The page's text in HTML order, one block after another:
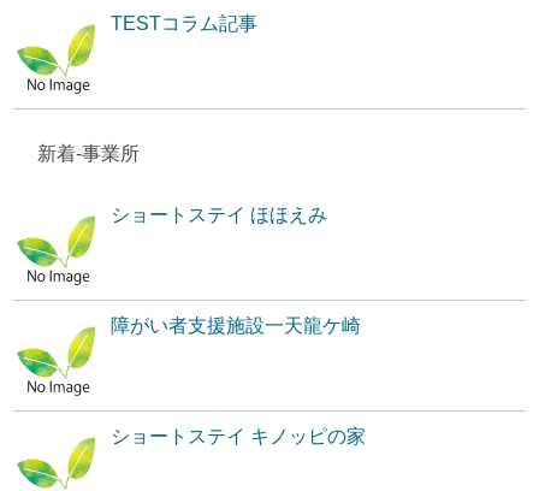
TESTコラム記事
新着-事業所
ショートステイ ほほえみ
障がい者支援施設一天龍ケ崎
ショートステイ キノッピの家